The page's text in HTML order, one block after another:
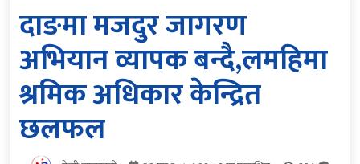
दाङमा मजदुर जागरण
अभियान व्यापक बन्दै,लमहिमा
श्रमिक अधिकार केन्द्रित
छलफल